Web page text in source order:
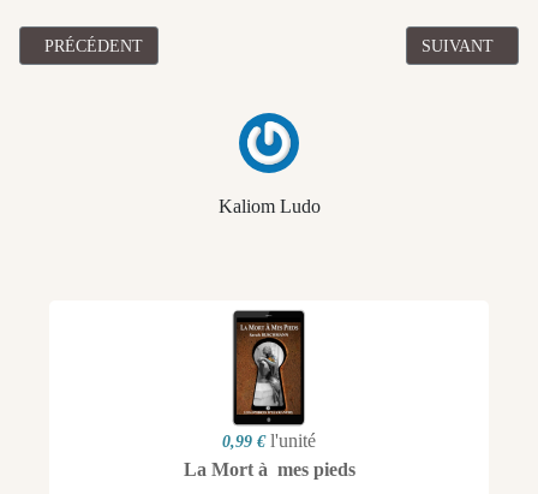
Kaliom Ludo
ARTICLE PRÉCÉDENT : CHRONIQUE DE "QUATRE
PRÉCÉDENT ARTICLE
SUIVANT
0,99 € l'unité
La Mort à mes pieds